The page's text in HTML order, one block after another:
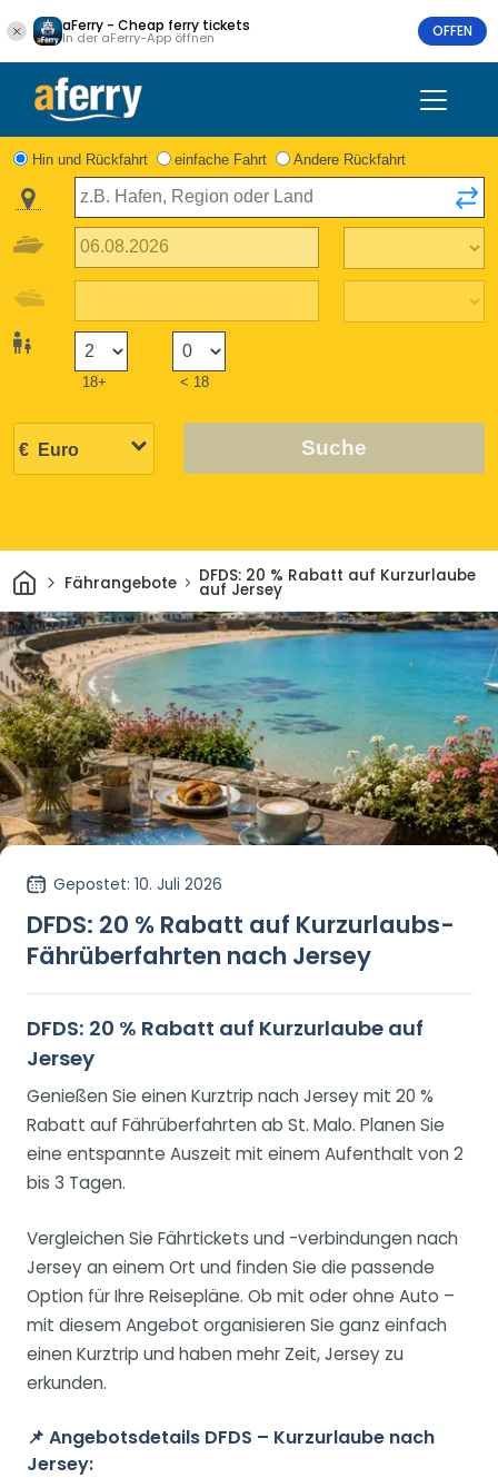
aFerry - Cheap ferry tickets
In der aFerry-App öffnen OFFEN
Hin und Rückfahrt einfache Fahrt Andere Rückfahrt
18+ < 18
Suche
HeimFährangebote DFDS: 20 % Rabatt auf Kurzurlaube
auf Jersey
Gepostet: 10. Juli 2026
DFDS: 20 % Rabatt auf Kurzurlaubs-
Fährüberfahrten nach Jersey
DFDS: 20 % Rabatt auf Kurzurlaube auf
Jersey
Genießen Sie einen Kurztrip nach Jersey mit 20 %
Rabatt auf Fährüberfahrten ab St. Malo. Planen Sie
eine entspannte Auszeit mit einem Aufenthalt von 2
bis 3 Tagen.
Vergleichen Sie Fährtickets und -verbindungen nach
Jersey an einem Ort und finden Sie die passende
Option für Ihre Reisepläne. Ob mit oder ohne Auto –
mit diesem Angebot organisieren Sie ganz einfach
einen Kurztrip und haben mehr Zeit, Jersey zu
erkunden.
📌 Angebotsdetails DFDS – Kurzurlaube nach
Jersey: